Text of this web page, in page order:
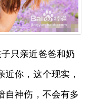
只亲近爸爸和奶
你，这个现实，
自神伤，不会有多